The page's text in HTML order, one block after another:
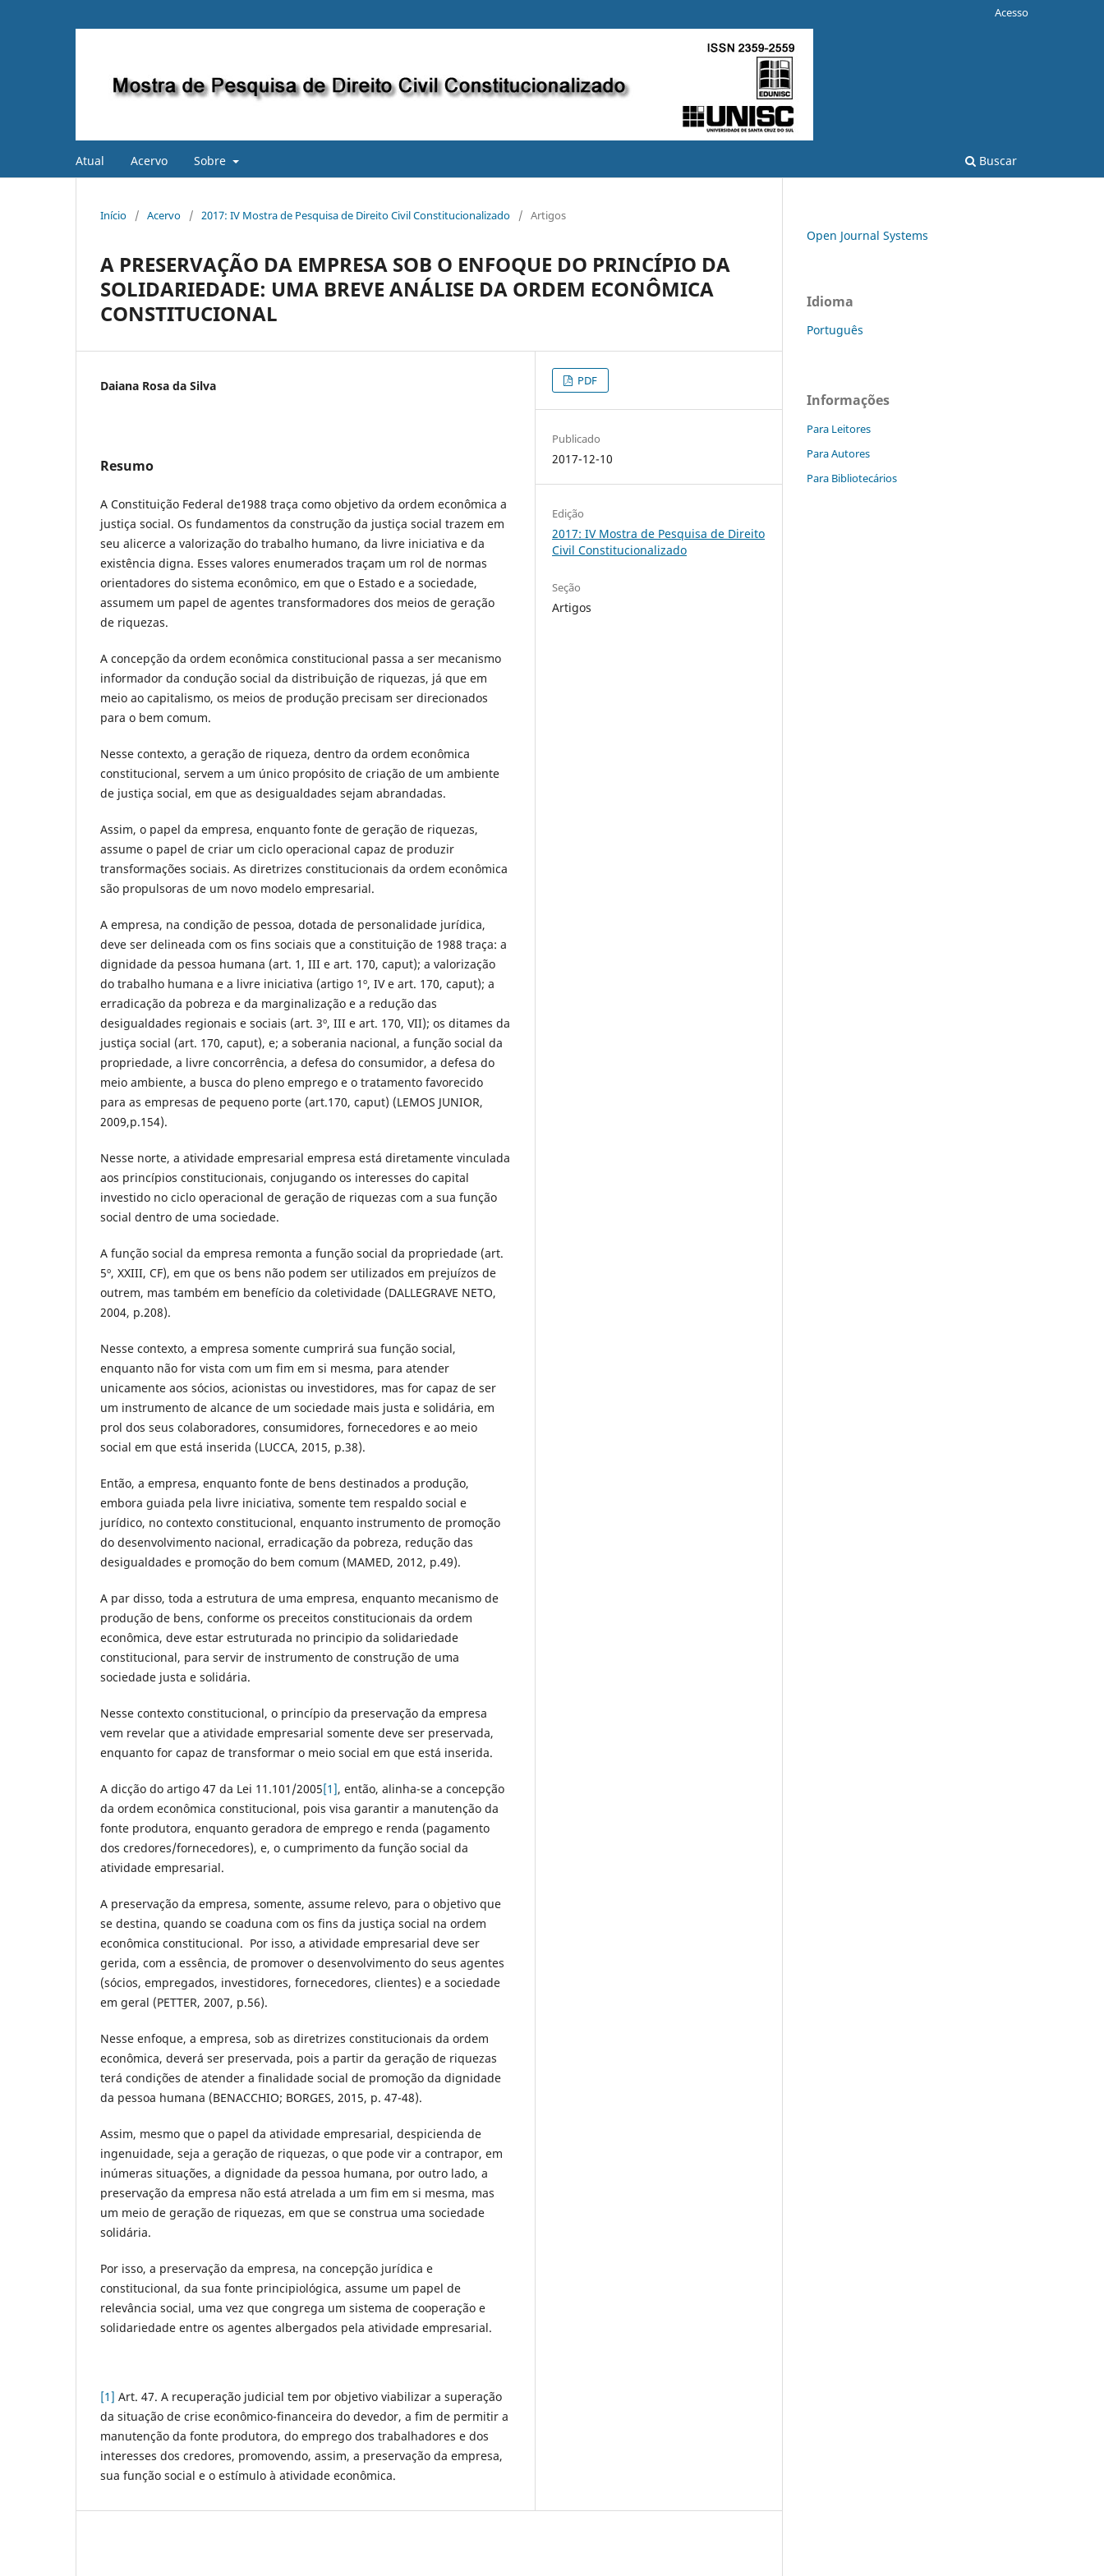
Atual Acervo Sobre Buscar
Acesso
Início / Acervo / 2017: IV Mostra de Pesquisa de Direito Civil Constitucionalizado / Artigos
A PRESERVAÇÃO DA EMPRESA SOB O ENFOQUE DO PRINCÍPIO DA
SOLIDARIEDADE: UMA BREVE ANÁLISE DA ORDEM ECONÔMICA
CONSTITUCIONAL
Daiana Rosa da Silva
Resumo
A Constituição Federal de1988 traça como objetivo da ordem econômica a
justiça social. Os fundamentos da construção da justiça social trazem em
seu alicerce a valorização do trabalho humano, da livre iniciativa e da
existência digna. Esses valores enumerados traçam um rol de normas
orientadores do sistema econômico, em que o Estado e a sociedade,
assumem um papel de agentes transformadores dos meios de geração
de riquezas.
A concepção da ordem econômica constitucional passa a ser mecanismo
informador da condução social da distribuição de riquezas, já que em
meio ao capitalismo, os meios de produção precisam ser direcionados
para o bem comum.
Nesse contexto, a geração de riqueza, dentro da ordem econômica
constitucional, servem a um único propósito de criação de um ambiente
de justiça social, em que as desigualdades sejam abrandadas.
Assim, o papel da empresa, enquanto fonte de geração de riquezas,
assume o papel de criar um ciclo operacional capaz de produzir
transformações sociais. As diretrizes constitucionais da ordem econômica
são propulsoras de um novo modelo empresarial.
A empresa, na condição de pessoa, dotada de personalidade jurídica,
deve ser delineada com os fins sociais que a constituição de 1988 traça: a
dignidade da pessoa humana (art. 1, III e art. 170, caput); a valorização
do trabalho humana e a livre iniciativa (artigo 1º, IV e art. 170, caput); a
erradicação da pobreza e da marginalização e a redução das
desigualdades regionais e sociais (art. 3º, III e art. 170, VII); os ditames da
justiça social (art. 170, caput), e; a soberania nacional, a função social da
propriedade, a livre concorrência, a defesa do consumidor, a defesa do
meio ambiente, a busca do pleno emprego e o tratamento favorecido
para as empresas de pequeno porte (art.170, caput) (LEMOS JUNIOR,
2009,p.154).
Nesse norte, a atividade empresarial empresa está diretamente vinculada
aos princípios constitucionais, conjugando os interesses do capital
investido no ciclo operacional de geração de riquezas com a sua função
social dentro de uma sociedade.
A função social da empresa remonta a função social da propriedade (art.
5º, XXIII, CF), em que os bens não podem ser utilizados em prejuízos de
outrem, mas também em benefício da coletividade (DALLEGRAVE NETO,
2004, p.208).
Nesse contexto, a empresa somente cumprirá sua função social,
enquanto não for vista com um fim em si mesma, para atender
unicamente aos sócios, acionistas ou investidores, mas for capaz de ser
um instrumento de alcance de um sociedade mais justa e solidária, em
prol dos seus colaboradores, consumidores, fornecedores e ao meio
social em que está inserida (LUCCA, 2015, p.38).
Então, a empresa, enquanto fonte de bens destinados a produção,
embora guiada pela livre iniciativa, somente tem respaldo social e
jurídico, no contexto constitucional, enquanto instrumento de promoção
do desenvolvimento nacional, erradicação da pobreza, redução das
desigualdades e promoção do bem comum (MAMED, 2012, p.49).
A par disso, toda a estrutura de uma empresa, enquanto mecanismo de
produção de bens, conforme os preceitos constitucionais da ordem
econômica, deve estar estruturada no principio da solidariedade
constitucional, para servir de instrumento de construção de uma
sociedade justa e solidária.
Nesse contexto constitucional, o princípio da preservação da empresa
vem revelar que a atividade empresarial somente deve ser preservada,
enquanto for capaz de transformar o meio social em que está inserida.
A dicção do artigo 47 da Lei 11.101/2005[1], então, alinha-se a concepção
da ordem econômica constitucional, pois visa garantir a manutenção da
fonte produtora, enquanto geradora de emprego e renda (pagamento
dos credores/fornecedores), e, o cumprimento da função social da
atividade empresarial.
A preservação da empresa, somente, assume relevo, para o objetivo que
se destina, quando se coaduna com os fins da justiça social na ordem
econômica constitucional. Por isso, a atividade empresarial deve ser
gerida, com a essência, de promover o desenvolvimento do seus agentes
(sócios, empregados, investidores, fornecedores, clientes) e a sociedade
em geral (PETTER, 2007, p.56).
Nesse enfoque, a empresa, sob as diretrizes constitucionais da ordem
econômica, deverá ser preservada, pois a partir da geração de riquezas
terá condições de atender a finalidade social de promoção da dignidade
da pessoa humana (BENACCHIO; BORGES, 2015, p. 47-48).
Assim, mesmo que o papel da atividade empresarial, despicienda de
ingenuidade, seja a geração de riquezas, o que pode vir a contrapor, em
inúmeras situações, a dignidade da pessoa humana, por outro lado, a
preservação da empresa não está atrelada a um fim em si mesma, mas
um meio de geração de riquezas, em que se construa uma sociedade
solidária.
Por isso, a preservação da empresa, na concepção jurídica e
constitucional, da sua fonte principiológica, assume um papel de
relevância social, uma vez que congrega um sistema de cooperação e
solidariedade entre os agentes albergados pela atividade empresarial.
[1] Art. 47. A recuperação judicial tem por objetivo viabilizar a superação
da situação de crise econômico-financeira do devedor, a fim de permitir a
manutenção da fonte produtora, do emprego dos trabalhadores e dos
interesses dos credores, promovendo, assim, a preservação da empresa,
sua função social e o estímulo à atividade econômica.
PDF
Publicado
2017-12-10
Edição
2017: IV Mostra de Pesquisa de Direito
Civil Constitucionalizado
Seção
Artigos
Open Journal Systems
Idioma
Português
Informações
Para Leitores
Para Autores
Para Bibliotecários